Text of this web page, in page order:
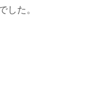
した。